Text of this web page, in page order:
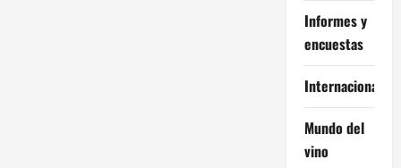
Informes y
encuestas
Internacional
Mundo del
vino